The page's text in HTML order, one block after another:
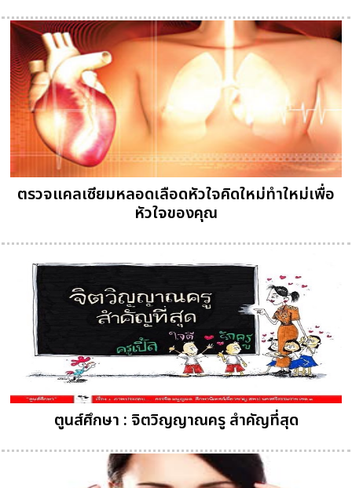
ตรวจแคลเซียมหลอดเลือดหัวใจคิดใหม่ทำใหม่เพื่อ
หัวใจของคุณ
ตูนส์ศึกษา : จิตวิญญาณครู สำคัญที่สุด